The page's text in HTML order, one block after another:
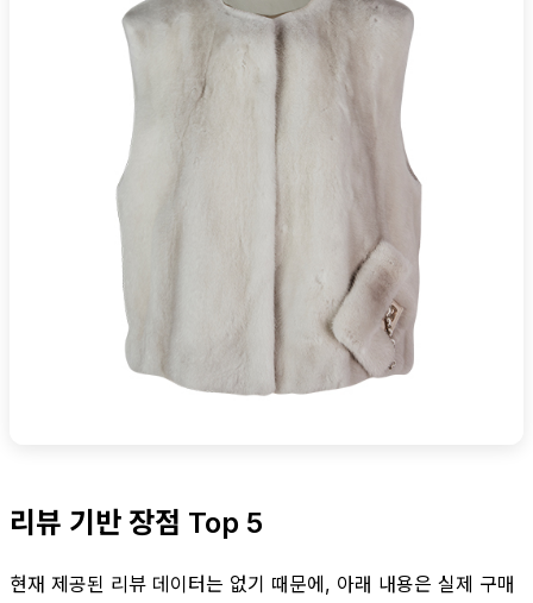
리뷰 기반 장점 Top 5
현재 제공된 리뷰 데이터는 없기 때문에, 아래 내용은 실제 구매